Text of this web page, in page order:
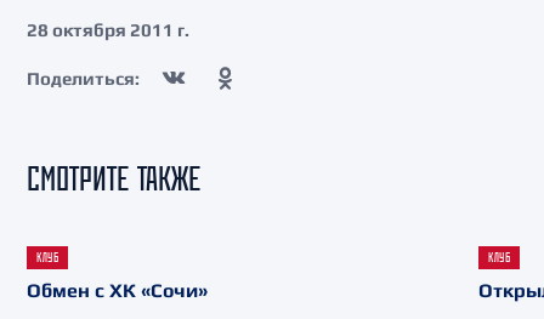
28 октября 2011 г.
Поделиться:
СМОТРИТЕ ТАКЖЕ
КЛУБ
Обмен с ХК «Сочи»
КЛУБ